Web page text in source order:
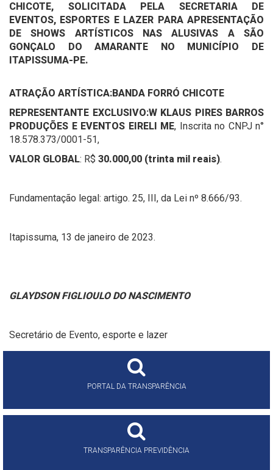
CHICOTE, SOLICITADA PELA SECRETARIA DE
EVENTOS, ESPORTES E LAZER PARA APRESENTAÇÃO
DE SHOWS ARTÍSTICOS NAS ALUSIVAS A SÃO
GONÇALO DO AMARANTE NO MUNICÍPIO DE
ITAPISSUMA-PE.
ATRAÇÃO ARTÍSTICA:BANDA FORRÓ CHICOTE
REPRESENTANTE EXCLUSIVO:W KLAUS PIRES BARROS
PRODUÇÕES E EVENTOS EIRELI ME, Inscrita no CNPJ n°
18.578.373/0001-51,
VALOR GLOBAL: R$ 30.000,00 (trinta mil reais).
Fundamentação legal: artigo. 25, III, da Lei nº 8.666/93.
Itapissuma, 13 de janeiro de 2023.
GLAYDSON FIGLIOULO DO NASCIMENTO
Secretário de Evento, esporte e lazer
PORTAL DA TRANSPARÊNCIA
TRANSPARÊNCIA PREVIDÊNCIA